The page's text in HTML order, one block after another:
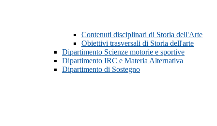
Contenuti disciplinari di Storia dell'Arte
Obiettivi trasversali di Storia dell'arte
Dipartimento Scienze motorie e sportive
Dipartimento IRC e Materia Alternativa
Dipartimento di Sostegno